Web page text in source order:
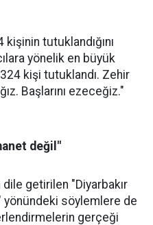
tutuklandığını
yönelik en büyük
kişi tutuklandı. Zehir
Başlarını ezeceğiz."
değil"
getirilen "Diyarbakır
yönündeki söylemlere de
gerçeği